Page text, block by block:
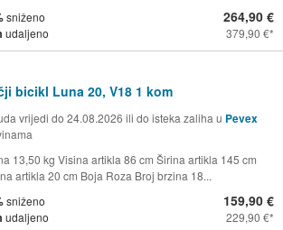
sniženo
udaljeno
264,90 €
379,90 €
bicikl Luna 20, V18 1 kom
vrijedi do 24.08.2026 ili do isteka zaliha u Pevex
13,50 kg Visina artikla 86 cm Širina artikla 145 cm
artikla 20 cm Boja Roza Broj brzina 18...
sniženo
udaljeno
159,90 €
229,90 €